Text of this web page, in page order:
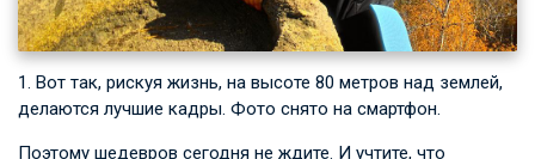
1. Вот так, рискуя жизнь, на высоте 80 метров над землей,
делаются лучшие кадры. Фото снято на смартфон.
Поэтому шедевров сегодня не ждите. И учтите, что